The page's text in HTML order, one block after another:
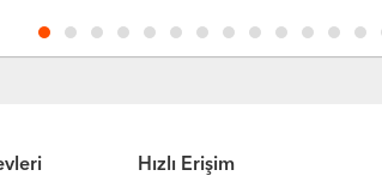
Hızlı Erişim